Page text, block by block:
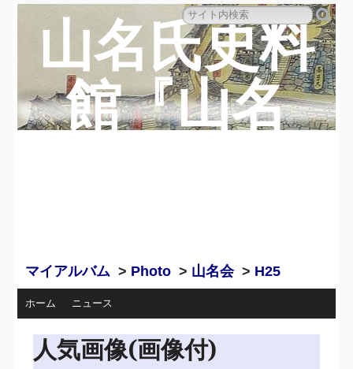
山名氏史料
館『山名
マイアルバム > Photo > 山名会> H25
ホーム ニュース
人気画像(画像付)